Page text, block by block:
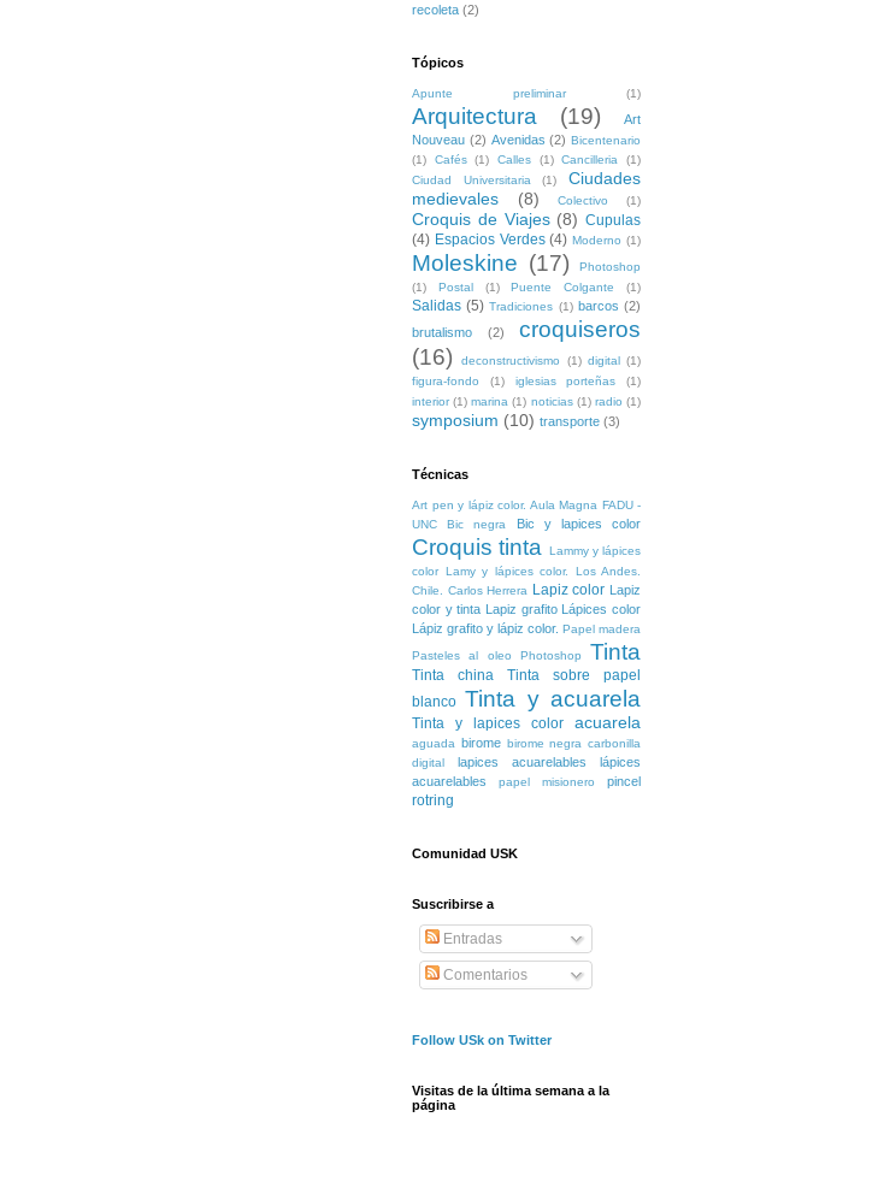
recoleta (2)
Tópicos
Apunte preliminar (1)
Arquitectura (19)
Art
Nouveau (2) Avenidas (2) Bicentenario
(1)
Cafés (1) Calles (1) Cancilleria
(1)
Ciudad Universitaria
(1)
Ciudades
medievales
(8) Colectivo (1)
Croquis de Viajes (8) Cupulas
(4) Espacios Verdes (4) Moderno (1)
Moleskine (17)
Photoshop
(1)
Postal (1) Puente Colgante (1)
Salidas (5) Tradiciones (1) barcos (2)
brutalismo
(2)
croquiseros
(16)
deconstructivismo (1) digital
(1)
figura-fondo
(1) iglesias porteñas
(1)
interior (1) marina (1) noticias (1) radio (1)
symposium (10) transporte (3)
Técnicas
Art pen y lápiz color. Aula Magna FADU -
UNC
Bic negra Bic y lapices color
Croquis tinta
Lammy y lápices
color
Lamy y lápices color. Los Andes.
Chile. Carlos Herrera Lapiz color
Lapiz
color y tinta
Lapiz grafito
Lápices color
Lápiz grafito y lápiz color. Papel madera
Pasteles al oleo
Photoshop Tinta
Tinta china
Tinta sobre papel
blanco Tinta y acuarela
Tinta y lapices color acuarela
aguada birome birome negra carbonilla
digital
lapices acuarelables
lápices
acuarelables
papel misionero pincel
rotring
Comunidad USK
Suscribirse a
Entradas
Comentarios
Follow USk on Twitter
Visitas de la última semana a la
página